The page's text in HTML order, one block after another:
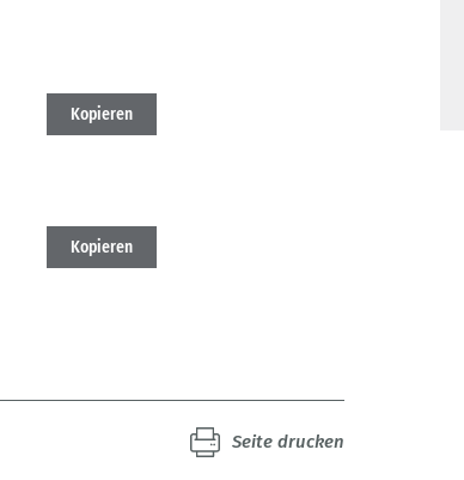
Kopieren
Kopieren
Seite drucken